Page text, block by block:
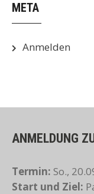
META
Anmelden
ANMELDUNG
Termin: So.,
Start und Ziel: